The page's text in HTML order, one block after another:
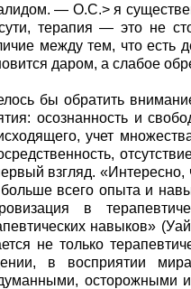
— О.С.> я
терапия — это не
между тем, что есть
даром, а слабое
бы обратить
осознанность и
учет
взгляд.
всего опыта и
в
навыков»
не только
в восприятии
осторожными